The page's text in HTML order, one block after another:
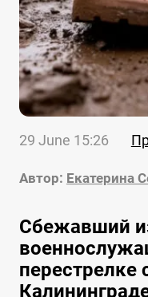
29 June 15:26
Автор: Екатерина
Сбежавший
перестрелке